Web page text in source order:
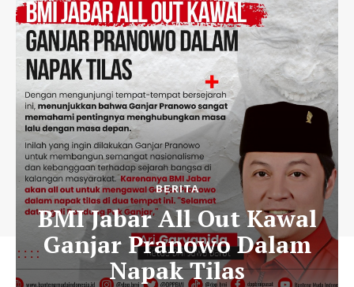
BERITA
BMI Jabar All Out Kawal
Ganjar Pranowo Dalam
Napak Tilas